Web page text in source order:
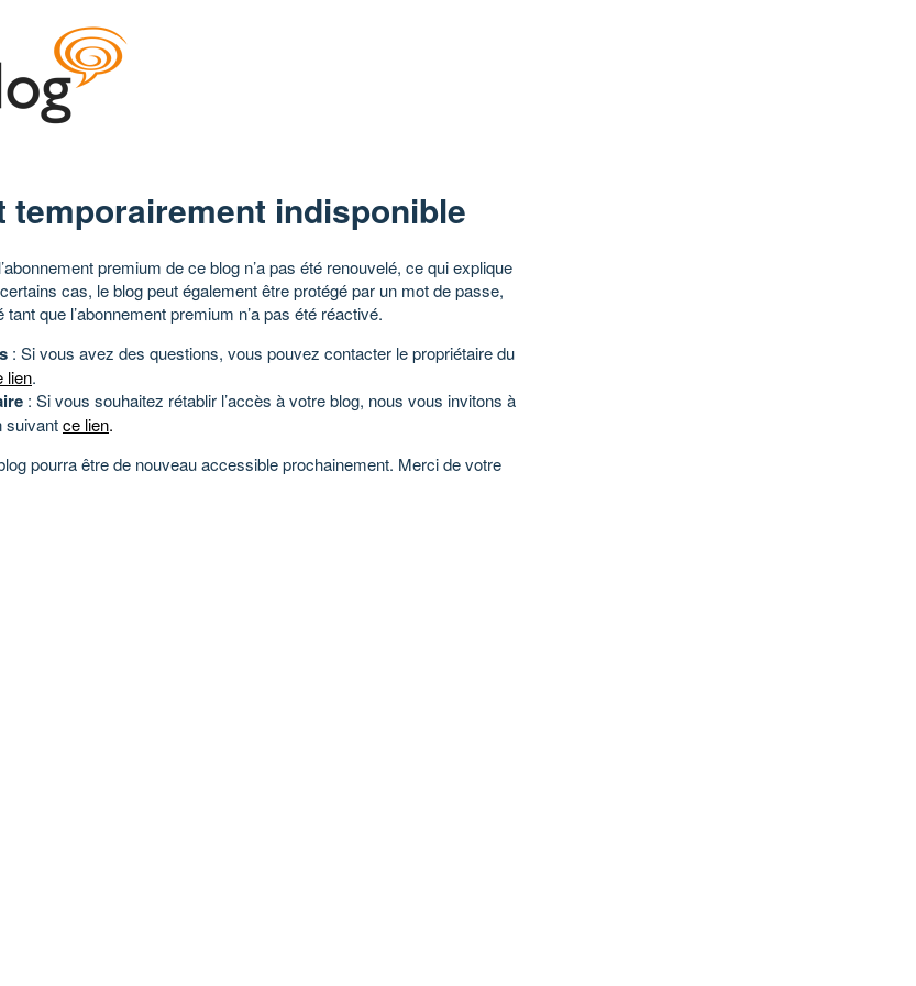
temporairement indisponible
premium de ce blog n’a pas été renouvelé, ce qui explique
cas, le blog peut également être protégé par un mot de passe,
que l’abonnement premium n’a pas été réactivé.
: Si vous avez des questions, vous pouvez contacter le propriétaire du
lien.
: Si vous souhaitez rétablir l’accès à votre blog, nous vous invitons à
suivantce lien.
pourra être de nouveau accessible prochainement. Merci de votre